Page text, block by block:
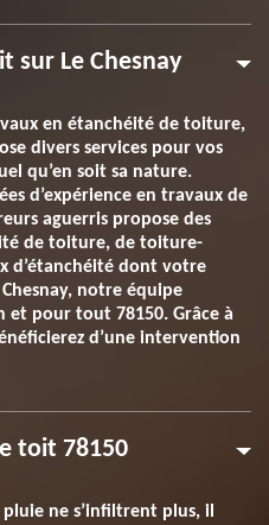
sur Le Chesnay
en étanchéité de toiture,
divers services pour vos
qu’en soit sa nature.
d’expérience en travaux de
aguerris propose des
de toiture, de toiture-
d’étanchéité dont votre
notre équipe
pour tout 78150. Grâce à
d’une intervention
toit 78150
ne s’infiltrent plus, il